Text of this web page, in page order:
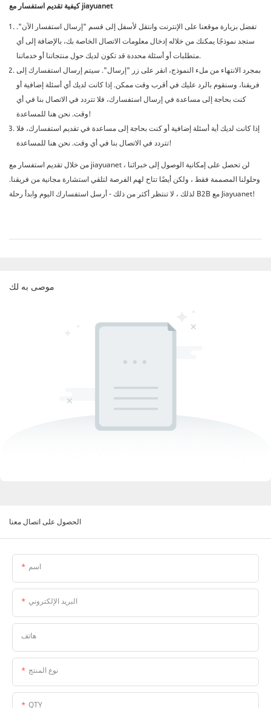
كيفية تقديم استفسار مع jiayuanet
تفضل بزيارة موقعنا على الإنترنت وانتقل لأسفل إلى قسم "إرسال استفسار الآن".
ستجد نموذجًا يمكنك من خلاله إدخال معلومات الاتصال الخاصة بك، بالإضافة إلى أي
متطلبات أو أسئلة محددة قد تكون لديك حول منتجاتنا أو خدماتنا.
بمجرد الانتهاء من ملء النموذج، انقر على زر "إرسال". سيتم إرسال استفسارك إلى
فريقنا، وسنقوم بالرد عليك في أقرب وقت ممكن. إذا كانت لديك أي أسئلة إضافية أو
كنت بحاجة إلى مساعدة في إرسال استفسارك، فلا تتردد في الاتصال بنا في أي
وقت. نحن هنا للمساعدة!
إذا كانت لديك أية أسئلة إضافية أو كنت بحاجة إلى مساعدة في تقديم استفسارك، فلا
تتردد في الاتصال بنا في أي وقت. نحن هنا للمساعدة!
من خلال تقديم استفسار مع jiayuanet ، لن تحصل على إمكانية الوصول إلى خبرائنا
وحلولنا المصممة فقط ، ولكن أيضًا تتاح لهم الفرصة لتلقي استشارة مجانية من فريقنا.
لذلك ، لا تنتظر أكثر من ذلك - أرسل استفسارك اليوم وابدأ رحلة B2B مع Jiayuanet!
موصى به لك
الحصول على اتصال معنا
اسم
البريد الإلكتروني
هاتف
نوع المنتج
QTY